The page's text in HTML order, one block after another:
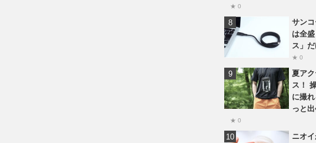
★ 0
サン
は全
ス」
★ 0
夏ア
ス！
に撮
っと
★ 0
ニオ